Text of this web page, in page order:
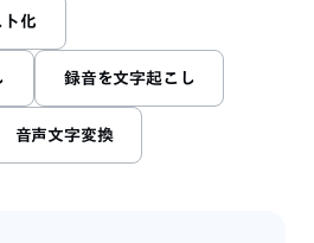
ト化
録音を文字起こし
音声文字変換